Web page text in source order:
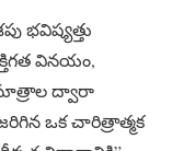
భవిష్యత్తు
వినయం,
ద్వారా
ఒక చారిత్రాత్మక